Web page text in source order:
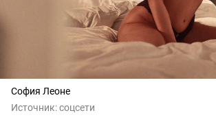
София Леоне
Источник:соцсети